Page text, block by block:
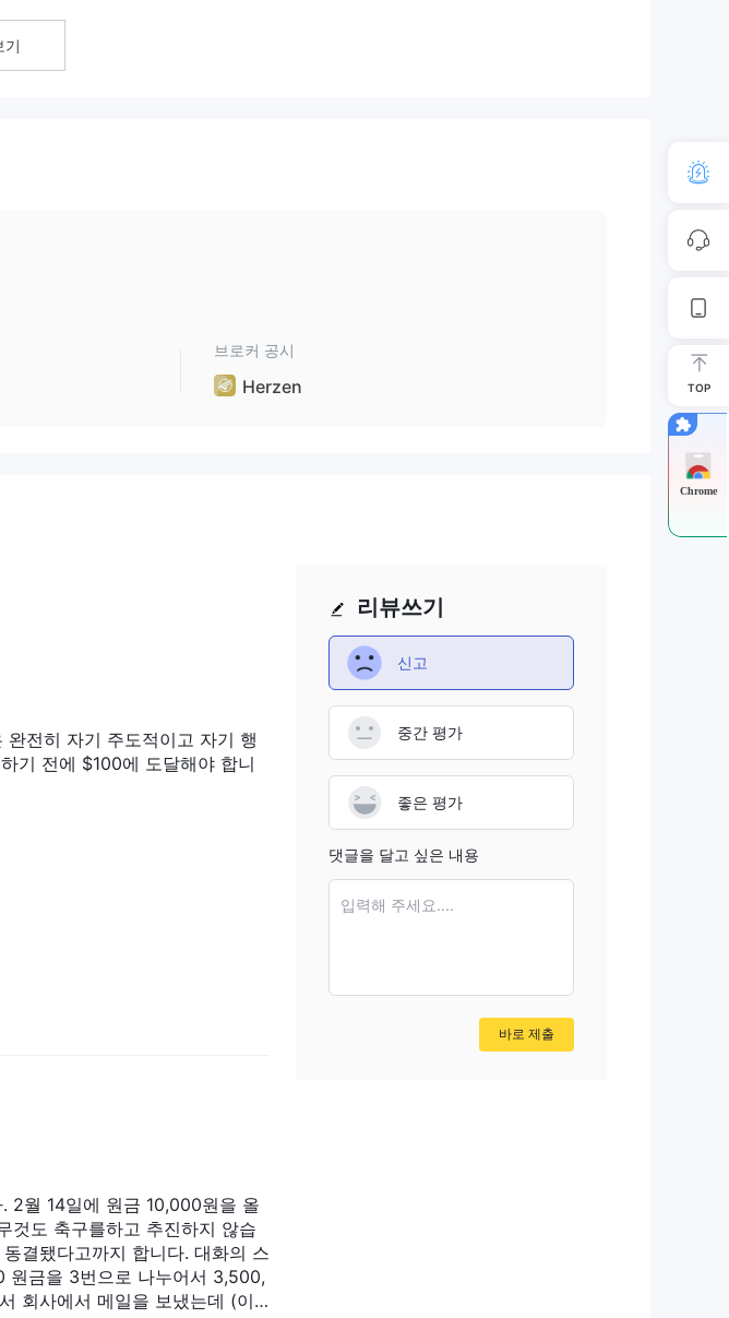
거래에는 내재된 위험이 따른다는
고객 자금이 분리되고 안전하게 유지
유망한 신규 브로커입니다. 그러나
.
계정은 트레이더에게 외환, 주식,
고문(eas)을 사용하여 거래를 자동화
거래자에게는 데모 계정이 없다는
만 하면 됩니다. Herzen 웹사이트를
레버리지 수준을 선택하라는 메시지
합니다. 여기에는 여권 또는 주민등
로 빠르고 간단하며 계정이 승인되
배까지 거래할 수 있습니다. 이
운영된다고 주장합니다. 외환 거래
하는 것과 일치합니다. 외환 거래에
부 다른 중개업체에 비해 상대적으로
인 반면 금의 스프레드는 약
기
브로커 공시
Herzen
전히 자기 주도적이고 자기 행
기 전에 $100에 도달해야 합니
2월 14일에 원금 10,000원을 올
것도 축구를하고 추진하지 않습
결됐다고까지 합니다. 대화의 스
원금을 3번으로 나누어서 3,500,
회사에서 메일을 보냈는데 (이
리뷰쓰기
신고
중간 평가
좋은 평가
댓글을 달고 싶은 내용
입력해 주세요....
바로 제출
TOP
Chrome